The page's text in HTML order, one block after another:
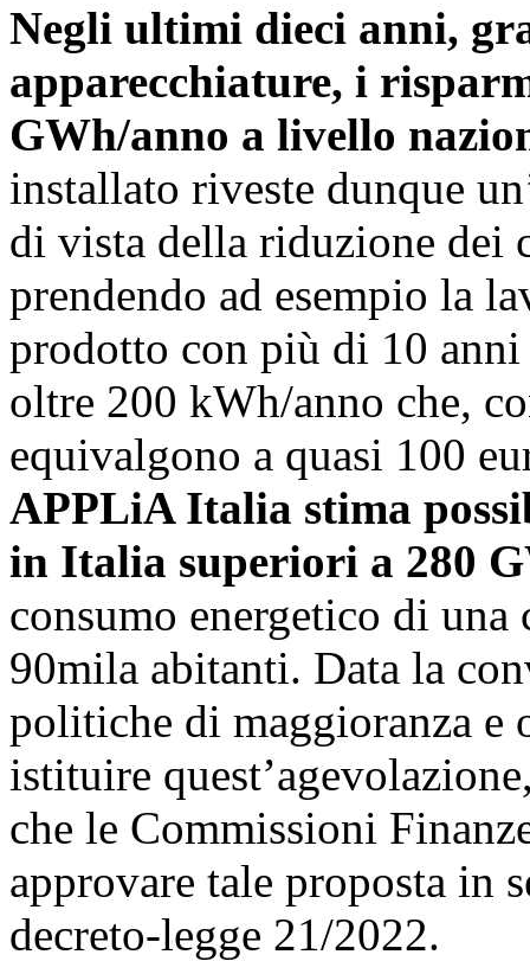
Negli ultimi dieci anni,
apparecchiature, i
GWh/anno a livello
installato riveste dunque
di vista della riduzione dei
prendendo ad esempio la
prodotto con più di 10
oltre 200 kWh/anno che,
equivalgono a quasi 100
APPLiA Italia stima
in Italia superiori a 280
consumo energetico di
90mila abitanti. Data la
politiche di maggioranza e
istituire
che le Commissioni
approvare tale proposta in
decreto-legge 21/2022.